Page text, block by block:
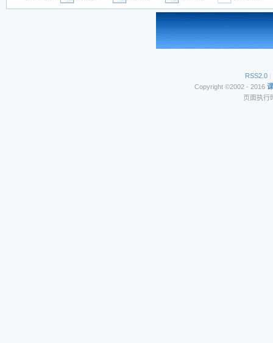
RSS2.0 |
Copyright ©2002 - 2016
页面执行